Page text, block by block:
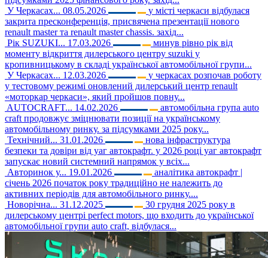
У Черкасах... 08.05.2026
у місті черкаси відбулася
закрита пресконференція, присвячена презентації нового
renault master та renault master chassis. захід...
Рік SUZUKI... 17.03.2026
минув рівно рік від
моменту відкриття дилерського центру suzuki у
кропивницькому в складі української автомобільної групи...
У Черкасах... 12.03.2026
у черкасах розпочав роботу
у тестовому режимі оновлений дилерський центр renault
«моторкар черкаси», який пройшов повну...
AUTOCRAFT... 14.02.2026
автомобільна група auto
craft продовжує зміцнювати позиції на українському
автомобільному ринку. за підсумками 2025 року...
Технічний... 31.01.2026
нова інфраструктура
безпеки та довіри від уаг автокрафт. у 2026 році уаг автокрафт
запускає новий системний напрямок у всіх...
Авторинок у... 19.01.2026
аналітика автокрафт |
січень 2026 початок року традиційно не належить до
активних періодів для автомобільного ринку....
Новорічна... 31.12.2025
30 грудня 2025 року в
дилерському центрі perfect motors, що входить до української
автомобільної групи auto craft, відбулася...